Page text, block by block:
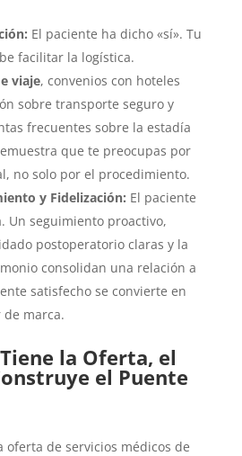
El paciente ha dicho «sí». Tu
facilitar la logística.
viaje, convenios con hoteles
sobre transporte seguro y
frecuentes sobre la estadía
que te preocupas por
no solo por el procedimiento.
y Fidelización: El paciente
Un seguimiento proactivo,
postoperatorio claras y la
consolidan una relación a
satisfecho se convierte en
marca.
la Oferta, el
el Puente
oferta de servicios médicos de